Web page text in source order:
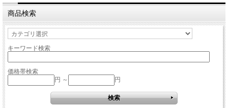
商品検索
キーワード検索
価格帯検索
円 ～
円